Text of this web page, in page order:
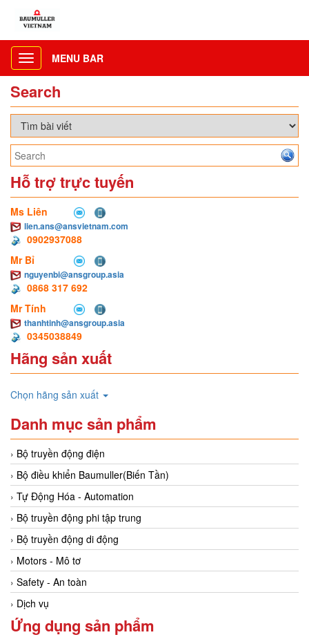
Toggle
navigation
MENU BAR
Search
Hỗ trợ trực tuyến
Ms Liên
lien.ans@ansvietnam.com
0902937088
Mr Bỉ
nguyenbi@ansgroup.asia
0868 317 692
Mr Tính
thanhtinh@ansgroup.asia
0345038849
Hãng sản xuất
Chọn hãng sản xuất
Danh mục sản phẩm
Bộ truyền động điện
Bộ điều khiển Baumuller(Biến Tần)
Tự Động Hóa - Automation
Bộ truyền động phi tập trung
Bộ truyền động di động
Motors - Mô tơ
Safety - An toàn
Dịch vụ
Ứng dụng sản phẩm